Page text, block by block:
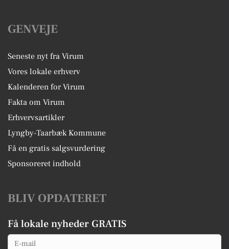
GENVEJE
Seneste nyt fra Virum
Vores lokale erhverv
Kalenderen for Virum
Fakta om Virum
Erhvervsartikler
Lyngby-Taarbæk Kommune
Få en gratis salgsvurdering
Sponsoreret indhold
BLIV OPDATERET
Få lokale nyheder GRATIS
Email